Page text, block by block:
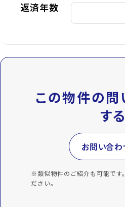
返済年数
この物件の問
する
お問い合わ
※類似物件のご紹介も可能です
ださい。